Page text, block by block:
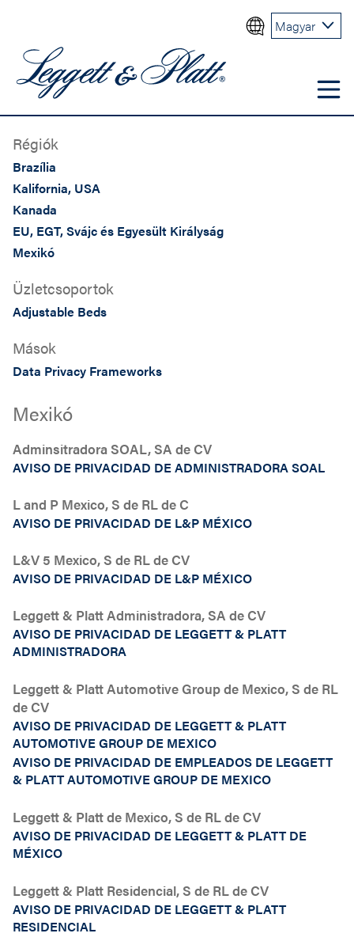
Magyar
Régiók
Brazília
Kalifornia, USA
Kanada
EU, EGT, Svájc és Egyesült Királyság
Mexikó
Üzletcsoportok
Adjustable Beds
Mások
Data Privacy Frameworks
Mexikó
Adminsitradora SOAL, SA de CV
AVISO DE PRIVACIDAD DE ADMINISTRADORA SOAL
L and P Mexico, S de RL de C
AVISO DE PRIVACIDAD DE L&P MÉXICO
L&V 5 Mexico, S de RL de CV
AVISO DE PRIVACIDAD DE L&P MÉXICO
Leggett & Platt Administradora, SA de CV
AVISO DE PRIVACIDAD DE LEGGETT & PLATT
ADMINISTRADORA
Leggett & Platt Automotive Group de Mexico, S de RL
de CV
AVISO DE PRIVACIDAD DE LEGGETT & PLATT
AUTOMOTIVE GROUP DE MEXICO
AVISO DE PRIVACIDAD DE EMPLEADOS DE LEGGETT
& PLATT AUTOMOTIVE GROUP DE MEXICO
Leggett & Platt de Mexico, S de RL de CV
AVISO DE PRIVACIDAD DE LEGGETT & PLATT DE
MÉXICO
Leggett & Platt Residencial, S de RL de CV
AVISO DE PRIVACIDAD DE LEGGETT & PLATT
RESIDENCIAL